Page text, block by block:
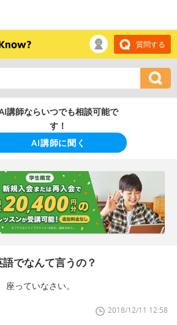
質問する
講師ならいつでも相談可能で
す！
AI講師に聞く
でなんて言うの？
っていなさい。
2018/12/11 12:58